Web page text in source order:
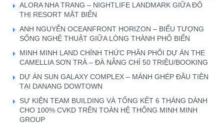
ALORA NHA TRANG – NIGHTLIFE LANDMARK GIỮA ĐÔ
THỊ RESORT MẶT BIỂN
ANH NGUYỄN OCEANFRONT HORIZON – BIỂU TƯỢNG
SỐNG NGHỆ THUẬT GIỮA LÒNG THÀNH PHỐ BIỂN
MINH MINH LAND CHÍNH THỨC PHÂN PHỐI DỰ ÁN THE
CAMELLIA SƠN TRÀ – ĐÀ NẴNG CHỈ 50 TRIỆU/BOOKING
DỰ ÁN SUN GALAXY COMPLEX – MẢNH GHÉP ĐẦU TIÊN
TẠI DANANG DOWTOWN
SỰ KIỆN TEAM BUILDING VÀ TỔNG KẾT 6 THÁNG DÀNH
CHO 100% CVKD TRÊN TOÀN HỆ THỐNG MINH MINH
GROUP